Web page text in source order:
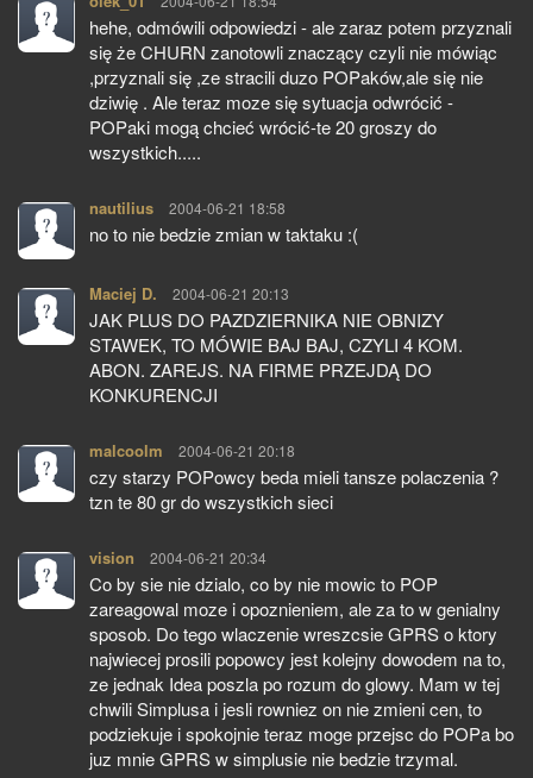
hehe, odmówili odpowiedzi - ale zaraz potem przyznali
się że CHURN zanotowli znaczący czyli nie mówiąc
,przyznali się ,ze stracili duzo POPaków,ale się nie
dziwię . Ale teraz moze się sytuacja odwrócić -
POPaki mogą chcieć wrócić-te 20 groszy do
wszystkich.....
nautilius pisze:
2004-06-21 18:58
no to nie bedzie zmian w taktaku :(
Maciej D. pisze:
2004-06-21 20:13
JAK PLUS DO PAZDZIERNIKA NIE OBNIZY
STAWEK, TO MÓWIE BAJ BAJ, CZYLI 4 KOM.
ABON. ZAREJS. NA FIRME PRZEJDĄ DO
KONKURENCJI
malcoolm pisze:
2004-06-21 20:18
czy starzy POPowcy beda mieli tansze polaczenia ?
tzn te 80 gr do wszystkich sieci
vision pisze:
2004-06-21 20:34
Co by sie nie dzialo, co by nie mowic to POP
zareagowal moze i opoznieniem, ale za to w genialny
sposob. Do tego wlaczenie wreszcsie GPRS o ktory
najwiecej prosili popowcy jest kolejny dowodem na to,
ze jednak Idea poszla po rozum do glowy. Mam w tej
chwili Simplusa i jesli rowniez on nie zmieni cen, to
podziekuje i spokojnie teraz moge przejsc do POPa bo
juz mnie GPRS w simplusie nie bedzie trzymal.